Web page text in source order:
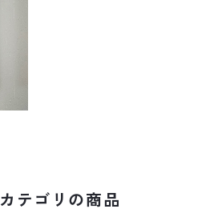
テゴリの商品